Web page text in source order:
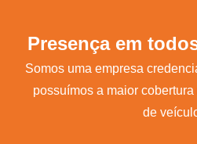
Presença em
Somos uma empresa
possuímos a maior
de